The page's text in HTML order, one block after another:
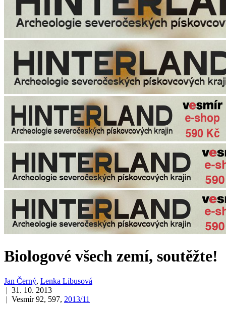
Biologové všech zemí, soutěžte!
Jan Černý, Lenka Libusová
| 31. 10. 2013
| Vesmír 92, 597, 2013/11